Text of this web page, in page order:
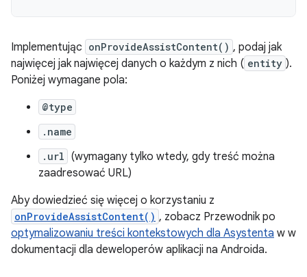
Implementując onProvideAssistContent() , podaj jak
najwięcej jak najwięcej danych o każdym z nich ( entity ).
Poniżej wymagane pola:
@type
.name
.url (wymagany tylko wtedy, gdy treść można
zaadresować URL)
Aby dowiedzieć się więcej o korzystaniu z
onProvideAssistContent() , zobacz Przewodnik po
optymalizowaniu treści kontekstowych dla Asystenta w w
dokumentacji dla deweloperów aplikacji na Androida.